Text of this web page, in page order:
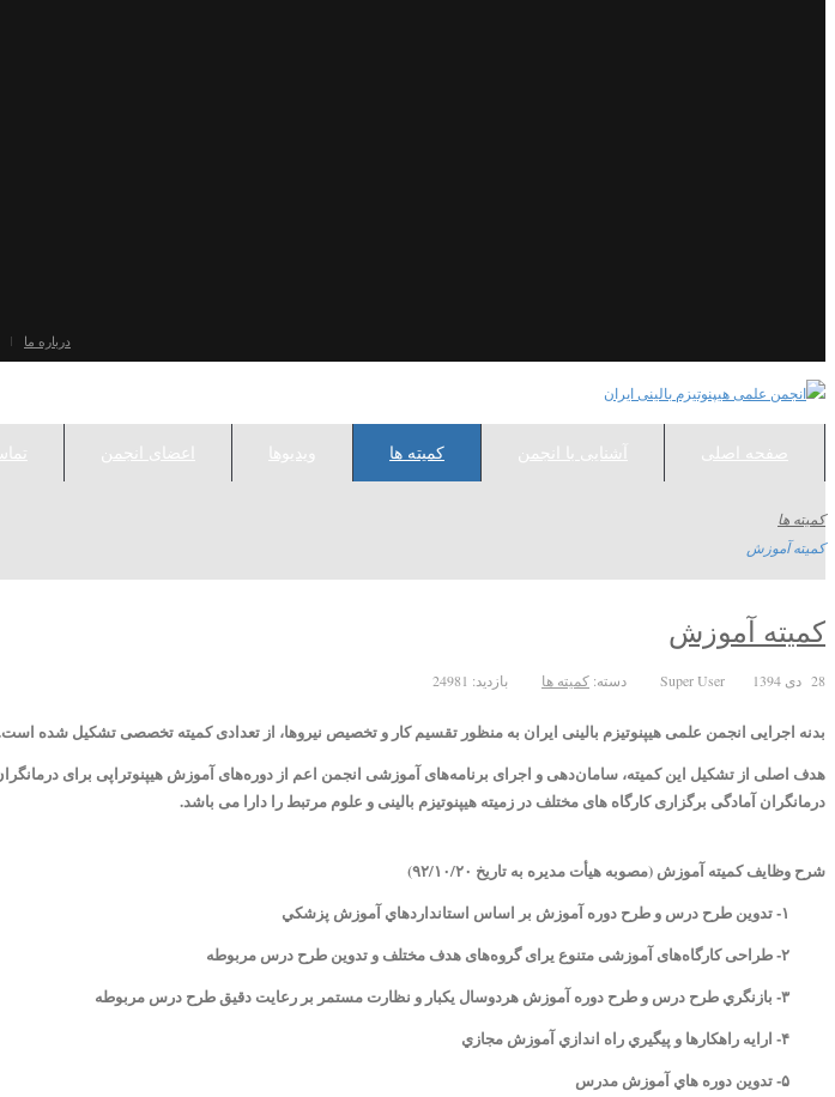
درباره ما
صفحه اصلی آشنایی با انجمن کمیته ها ویدیوها اعضای انجمن
کمیته ها
کمیته آموزش
کمیته آموزش
28 دی 1394 Super User دسته: کمیته ها بازدید: 24981
بدنه اجرایی انجمن علمی هیپنوتیزم بالینی ایران به منظور تقسیم کار و تخصیص نیروها، از تعدادی کمیته تخصصی تشکیل شده
هدف اصلی از تشکیل این کمیته، سامان‌دهی و اجرای برنامه‌های آموزشی انجمن اعم از دوره‌های آموزش هیپنوتراپی برای
درمانگران آمادگی برگزاری کارگاه های مختلف در زمیته هیپنوتیزم بالینی و علوم مرتبط را دارا می باشد.
شرح وظایف کمیته آموزش (مصوبه هیأت مدیره به تاریخ ۹۲/۱۰/۲۰)
۱- تدوين طرح درس و طرح دوره آموزش بر اساس استانداردهاي آموزش پزشكي
۲- طراحی کارگاه‌های آموزشی متنوع یرای گروه‌های هدف مختلف و تدوین طرح درس مربوطه
۳- بازنگري طرح درس و طرح دوره آموزش هردوسال يكبار و نظارت مستمر بر رعایت دقیق طرح درس مربوطه
۴- ارايه راهكارها و پيگيري راه اندازي آموزش مجازي
۵- تدوين دوره هاي آموزش مدرس